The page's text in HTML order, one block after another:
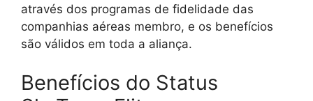
através dos programas de fidelidade das
companhias aéreas membro, e os benefícios
são válidos em toda a aliança.
Benefícios do Status